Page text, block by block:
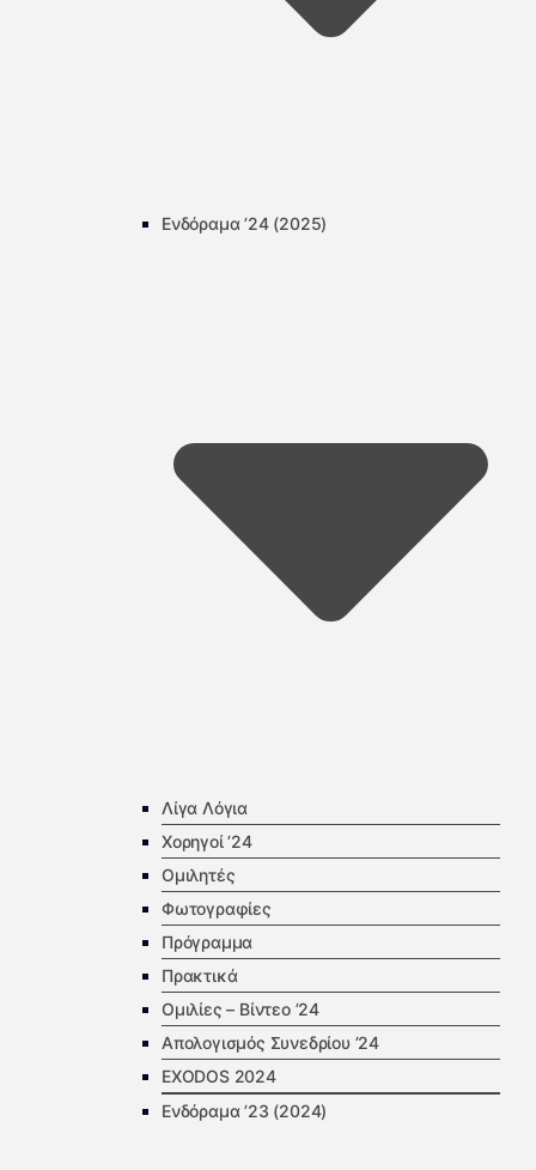
Ενδόραμα ’24 (2025)
Λίγα Λόγια
Χορηγοί ’24
Ομιλητές
Φωτογραφίες
Πρόγραμμα
Πρακτικά
Ομιλίες – Βίντεο ’24
Απολογισμός Συνεδρίου ’24
EXODOS 2024
Ενδόραμα ’23 (2024)